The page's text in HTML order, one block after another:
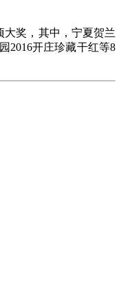
大奖，其中，宁夏贺兰
2016开庄珍藏干红等8